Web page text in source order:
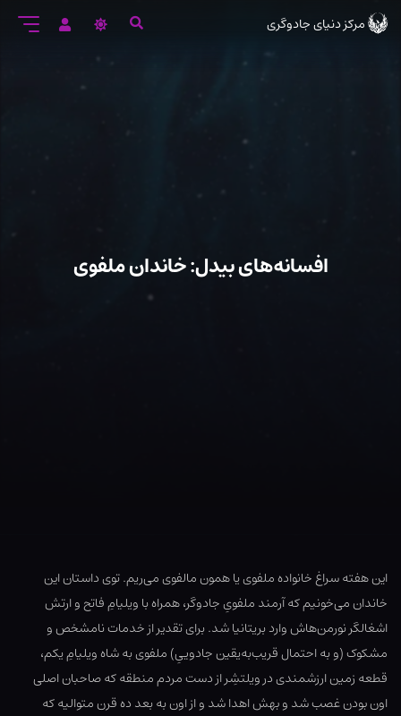
ورود
مرکز دنیای جادوگری
افسانه‌های بیدل: خاندان ملفوی
این هفته سراغ خانواده ملفوی یا همون مالفوی می‌ریم. توی داستان این
خاندان می‌خونیم که آرمند ملفویِ جادوگر، همراه با ویلیامِ فاتح و ارتش
اشغالگر نورمن‏‌هاش وارد بریتانیا شد. برای تقدیر از خدمات نامشخص و
مشکوک (و به احتمال قریب‌به‌یقین جادوییِ) ملفوی به شاه ویلیامِ یکم،
قطعه زمین ارزشمندی در ویلتشِر از دست مردم منطقه که صاحبان اصلی
اون بودن غصب شد و بهش اهدا شد و از اون به بعد ده قرن متوالیه که